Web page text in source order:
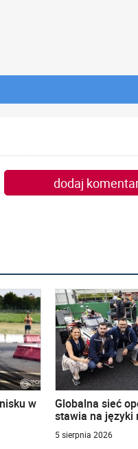
dodaj
w
Globalna sieć
stawia na języki
5 sierpnia 2026